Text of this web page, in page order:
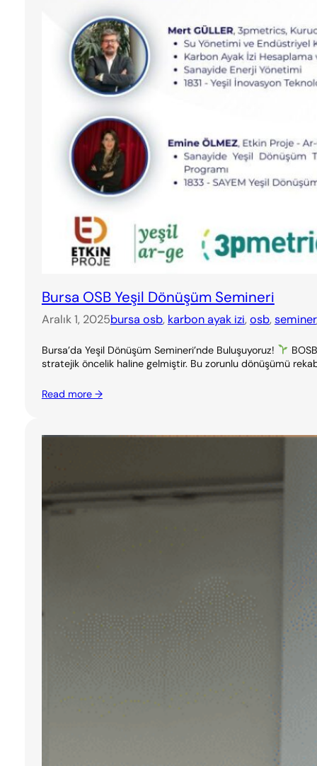
Bursa OSB Yeşil Dönüşüm Semineri
Aralık 1, 2025bursa osb, karbon ayak izi, osb, seminer
Bursa’da Yeşil Dönüşüm Semineri’nde Buluşuyoruz!
stratejik öncelik haline gelmiştir. Bu zorunlu dönüşümü
Read more →